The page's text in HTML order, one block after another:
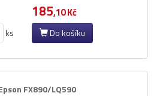
185,10 Kč
ks Do košíku
FX890/​LQ590